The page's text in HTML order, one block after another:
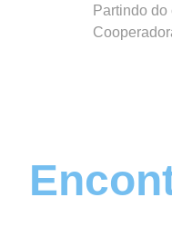
Partindo